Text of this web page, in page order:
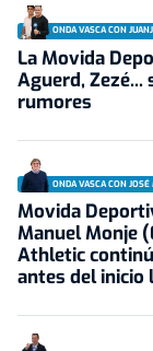
ONDA VASCA CON
La Movida
Aguerd, Zezé...
rumores
ONDA VASCA CON
Movida
Manuel Monje
Athletic
antes del inicio